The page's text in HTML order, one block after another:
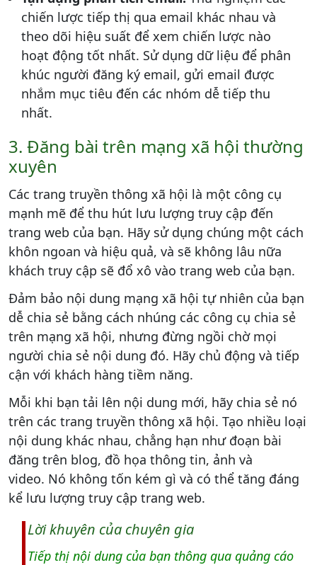
chiến lược tiếp thị qua email khác nhau và
theo dõi hiệu suất để xem chiến lược nào
hoạt động tốt nhất. Sử dụng dữ liệu để phân
khúc người đăng ký email, gửi email được
nhắm mục tiêu đến các nhóm dễ tiếp thu
nhất.
3. Đăng bài trên mạng xã hội thường
xuyên
Các trang truyền thông xã hội là một công cụ
mạnh mẽ để thu hút lưu lượng truy cập đến
trang web của bạn. Hãy sử dụng chúng một cách
khôn ngoan và hiệu quả, và sẽ không lâu nữa
khách truy cập sẽ đổ xô vào trang web của bạn.
Đảm bảo nội dung mạng xã hội tự nhiên của bạn
dễ chia sẻ bằng cách nhúng các công cụ chia sẻ
trên mạng xã hội, nhưng đừng ngồi chờ mọi
người chia sẻ nội dung đó. Hãy chủ động và tiếp
cận với khách hàng tiềm năng.
Mỗi khi bạn tải lên nội dung mới, hãy chia sẻ nó
trên các trang truyền thông xã hội. Tạo nhiều loại
nội dung khác nhau, chẳng hạn như đoạn bài
đăng trên blog, đồ họa thông tin, ảnh và
video. Nó không tốn kém gì và có thể tăng đáng
kể lưu lượng truy cập trang web.
Lời khuyên của chuyên gia
Tiếp thị nội dung của bạn thông qua quảng cáo